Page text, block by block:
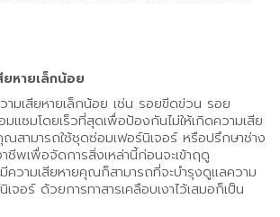
หายเล็กน้อย
มเสียหายเล็กน้อย เช่น รอยขีดข่วน รอย
แซมโดยเร็วที่สุดเพื่อป้องกันไม่ให้เกิดความเสีย
ณสามารถใช้ชุดซ่อมเฟอร์นิเจอร์ หรือปรึกษาช่าง
ชีพเพื่อจัดการสิ่งเหล่านี้ก่อนจะเข้าฤดู
ความเสียหายคุณก็สามารถที่จะบำรุงดูแลความ
จอร์ ด้วยการทาสารเคลือบเงาไว้เสมอก็เป็น